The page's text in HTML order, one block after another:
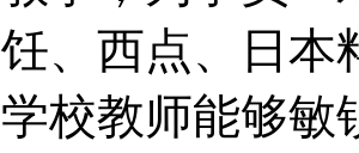
饪、西点、日本
学校教师能够敏